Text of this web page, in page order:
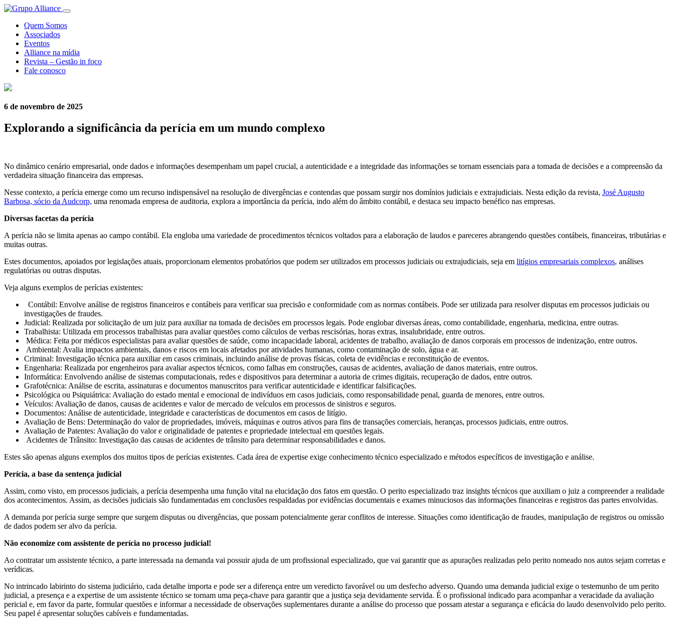
Quem Somos
Associados
Eventos
Alliance na mídia
Revista – Gestão in foco
Fale conosco
6 de novembro de 2025
Explorando a significância da perícia em um mundo complexo
No dinâmico cenário empresarial, onde dados e informações desempenham um papel crucial, a autenticidade e a integridade das informações se tornam essenciais para a tomada de decisões e a compreensão da
verdadeira situação financeira das empresas.
Nesse contexto, a perícia emerge como um recurso indispensável na resolução de divergências e contendas que possam surgir nos domínios judiciais e extrajudiciais. Nesta edição da revista, José Augusto
Barbosa, sócio da Audcorp, uma renomada empresa de auditoria, explora a importância da perícia, indo além do âmbito contábil, e destaca seu impacto benéfico nas empresas.
Diversas facetas da perícia
A perícia não se limita apenas ao campo contábil. Ela engloba uma variedade de procedimentos técnicos voltados para a elaboração de laudos e pareceres abrangendo questões contábeis, financeiras, tributárias e
muitas outras.
Estes documentos, apoiados por legislações atuais, proporcionam elementos probatórios que podem ser utilizados em processos judiciais ou extrajudiciais, seja em litígios empresariais complexos, análises
regulatórias ou outras disputas.
Veja alguns exemplos de perícias existentes:
Contábil: Envolve análise de registros financeiros e contábeis para verificar sua precisão e conformidade com as normas contábeis. Pode ser utilizada para resolver disputas em processos judiciais ou
investigações de fraudes.
Judicial: Realizada por solicitação de um juiz para auxiliar na tomada de decisões em processos legais. Pode englobar diversas áreas, como contabilidade, engenharia, medicina, entre outras.
Trabalhista: Utilizada em processos trabalhistas para avaliar questões como cálculos de verbas rescisórias, horas extras, insalubridade, entre outros.
Médica: Feita por médicos especialistas para avaliar questões de saúde, como incapacidade laboral, acidentes de trabalho, avaliação de danos corporais em processos de indenização, entre outros.
Ambiental: Avalia impactos ambientais, danos e riscos em locais afetados por atividades humanas, como contaminação de solo, água e ar.
Criminal: Investigação técnica para auxiliar em casos criminais, incluindo análise de provas físicas, coleta de evidências e reconstituição de eventos.
Engenharia: Realizada por engenheiros para avaliar aspectos técnicos, como falhas em construções, causas de acidentes, avaliação de danos materiais, entre outros.
Informática: Envolvendo análise de sistemas computacionais, redes e dispositivos para determinar a autoria de crimes digitais, recuperação de dados, entre outros.
Grafotécnica: Análise de escrita, assinaturas e documentos manuscritos para verificar autenticidade e identificar falsificações.
Psicológica ou Psiquiátrica: Avaliação do estado mental e emocional de indivíduos em casos judiciais, como responsabilidade penal, guarda de menores, entre outros.
Veículos: Avaliação de danos, causas de acidentes e valor de mercado de veículos em processos de sinistros e seguros.
Documentos: Análise de autenticidade, integridade e características de documentos em casos de litígio.
Avaliação de Bens: Determinação do valor de propriedades, imóveis, máquinas e outros ativos para fins de transações comerciais, heranças, processos judiciais, entre outros.
Avaliação de Patentes: Avaliação do valor e originalidade de patentes e propriedade intelectual em questões legais.
Acidentes de Trânsito: Investigação das causas de acidentes de trânsito para determinar responsabilidades e danos.
Estes são apenas alguns exemplos dos muitos tipos de perícias existentes. Cada área de expertise exige conhecimento técnico especializado e métodos específicos de investigação e análise.
Perícia, a base da sentença judicial
Assim, como visto, em processos judiciais, a perícia desempenha uma função vital na elucidação dos fatos em questão. O perito especializado traz insights técnicos que auxiliam o juiz a compreender a realidade
dos acontecimentos. Assim, as decisões judiciais são fundamentadas em conclusões respaldadas por evidências documentais e exames minuciosos das informações financeiras e registros das partes envolvidas.
A demanda por perícia surge sempre que surgem disputas ou divergências, que possam potencialmente gerar conflitos de interesse. Situações como identificação de fraudes, manipulação de registros ou omissão
de dados podem ser alvo da perícia.
Não economize com assistente de perícia no processo judicial!
Ao contratar um assistente técnico, a parte interessada na demanda vai possuir ajuda de um profissional especializado, que vai garantir que as apurações realizadas pelo perito nomeado nos autos sejam corretas e
verídicas.
No intrincado labirinto do sistema judiciário, cada detalhe importa e pode ser a diferença entre um veredicto favorável ou um desfecho adverso. Quando uma demanda judicial exige o testemunho de um perito
judicial, a presença e a expertise de um assistente técnico se tornam uma peça-chave para garantir que a justiça seja devidamente servida. É o profissional indicado para acompanhar a veracidade da avaliação
pericial e, em favor da parte, formular questões e informar a necessidade de observações suplementares durante a análise do processo que possam atestar a segurança e eficácia do laudo desenvolvido pelo perito.
Seu papel é apresentar soluções cabíveis e fundamentadas.